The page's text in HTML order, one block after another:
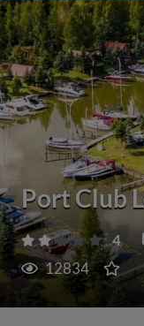
Port Club
4
12834